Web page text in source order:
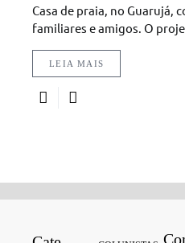
Casa de praia, no Guarujá,
familiares e amigos. O
LEIA MAIS